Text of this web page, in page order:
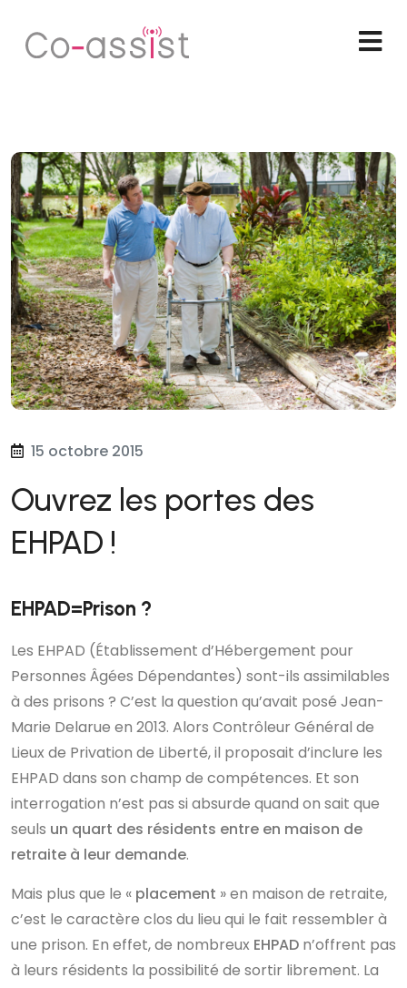
15 octobre 2015
Ouvrez les portes des
EHPAD !
EHPAD=Prison ?
Les EHPAD (Établissement d’Hébergement pour
Personnes Âgées Dépendantes) sont-ils assimilables
à des prisons ? C’est la question qu’avait posé Jean-
Marie Delarue en 2013. Alors Contrôleur Général de
Lieux de Privation de Liberté, il proposait d’inclure les
EHPAD dans son champ de compétences. Et son
interrogation n’est pas si absurde quand on sait que
seuls un quart des résidents entre en maison de
retraite à leur demande.
Mais plus que le « placement » en maison de retraite,
c’est le caractère clos du lieu qui le fait ressembler à
une prison. En effet, de nombreux EHPAD n’offrent pas
à leurs résidents la possibilité de sortir librement. La